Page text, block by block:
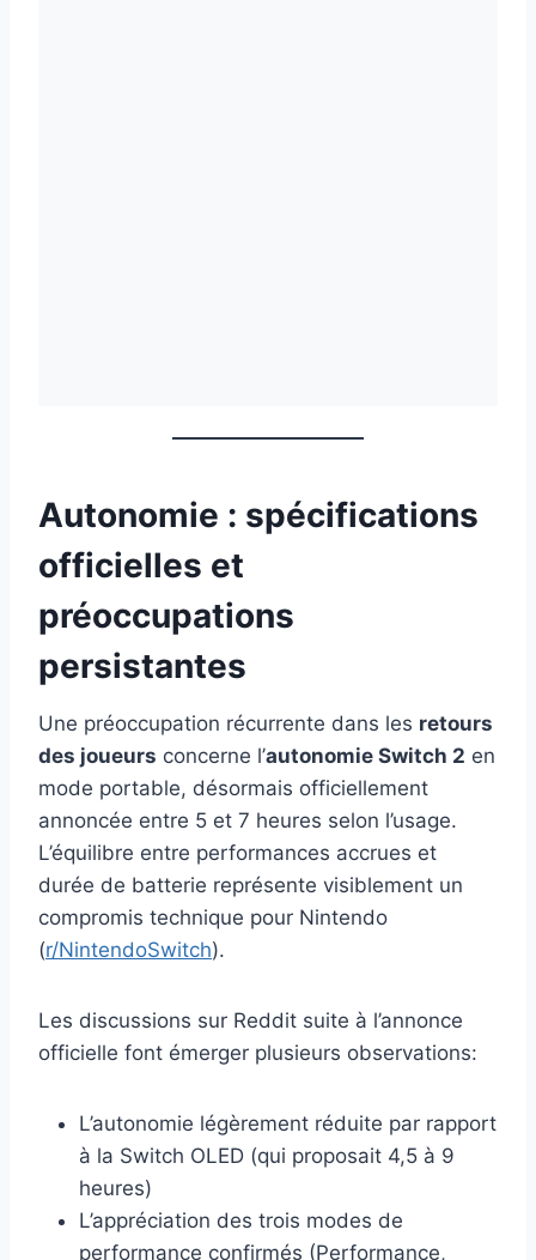
Autonomie : spécifications
officielles et
préoccupations
persistantes
Une préoccupation récurrente dans les retours
des joueurs concerne l’autonomie Switch 2 en
mode portable, désormais officiellement
annoncée entre 5 et 7 heures selon l’usage.
L’équilibre entre performances accrues et
durée de batterie représente visiblement un
compromis technique pour Nintendo
(r/NintendoSwitch).
Les discussions sur Reddit suite à l’annonce
officielle font émerger plusieurs observations:
L’autonomie légèrement réduite par rapport
à la Switch OLED (qui proposait 4,5 à 9
heures)
L’appréciation des trois modes de
performance confirmés (Performance,